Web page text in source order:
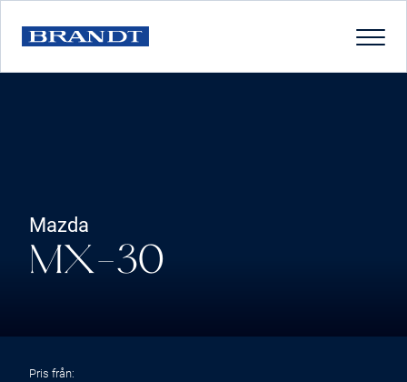
Mazda
MX-30
Pris från: